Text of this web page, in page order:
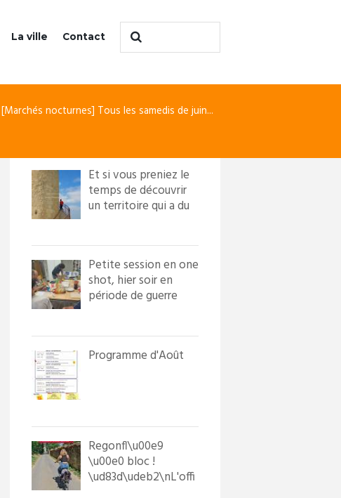
La ville Contact
[Marchés nocturnes] Tous les samedis de juin...
Et si vous preniez le
temps de découvrir
un territoire qui a du
Petite session en one
shot, hier soir en
période de guerre
Programme d'Août
Regonfl\u00e9
\u00e0 bloc !
\ud83d\udeb2\nL'offi